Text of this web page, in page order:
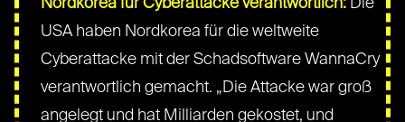
USA haben Nordkorea für die weltweite
Cyberattacke mit der Schadsoftware WannaCry
verantwortlich gemacht. „Die Attacke war groß
angelegt und hat Milliarden gekostet, und